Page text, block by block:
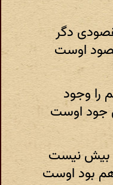
دگر
اوست
را وجود
جود اوست
بیش نیست
بود اوست